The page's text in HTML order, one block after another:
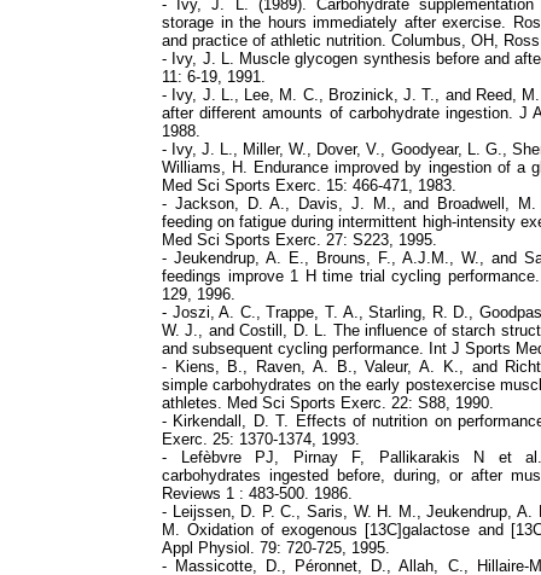
- Ivy, J. L. (1989). Carbohydrate
storage in the hours immediately after exercise.
and practice of athletic nutrition. Columbus, OH,
- Ivy, J. L. Muscle glycogen synthesis before and
11: 6-19, 1991.
- Ivy, J. L., Lee, M. C., Brozinick, J. T., and Reed,
after different amounts of carbohydrate ingestion. J
1988.
- Ivy, J. L., Miller, W., Dover, V., Goodyear, L. G.,
Williams, H. Endurance improved by ingestion of a
Med Sci Sports Exerc. 15: 466-471, 1983.
- Jackson, D. A., Davis, J. M., and Broadwell,
feeding on fatigue during intermittent high-intensity
Med Sci Sports Exerc. 27: S223, 1995.
- Jeukendrup, A. E., Brouns, F., A.J.M., W., and
feedings improve 1 H time trial cycling
129, 1996.
- Joszi, A. C., Trappe, T. A., Starling, R. D.,
W. J., and Costill, D. L. The influence of starch
and subsequent cycling performance. Int J Sports
- Kiens, B., Raven, A. B., Valeur, A. K., and
simple carbohydrates on the early postexercise
athletes. Med Sci Sports Exerc. 22: S88, 1990.
- Kirkendall, D. T. Effects of nutrition on
Exerc. 25: 1370-1374, 1993.
- Lefèbvre PJ, Pirnay F, Pallikarakis N et
carbohydrates ingested before, during, or after
Reviews 1 : 483-500. 1986.
- Leijssen, D. P. C., Saris, W. H. M., Jeukendrup, A.
M. Oxidation of exogenous [13C]galactose and
Appl Physiol. 79: 720-725, 1995.
- Massicotte, D., Péronnet, D., Allah, C., Hillaire-